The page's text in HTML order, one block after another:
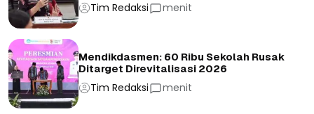
Tim Redaksi menit
Mendikdasmen: 60 Ribu Sekolah Rusak
Ditarget Direvitalisasi 2026
Tim Redaksi menit